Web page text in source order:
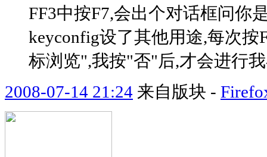
FF3中按F7,会出个对话框问你
keyconfig设了其他用途,每次
标浏览",我按"否"后,才会进行
2008-07-14 21:24 来自版块 -